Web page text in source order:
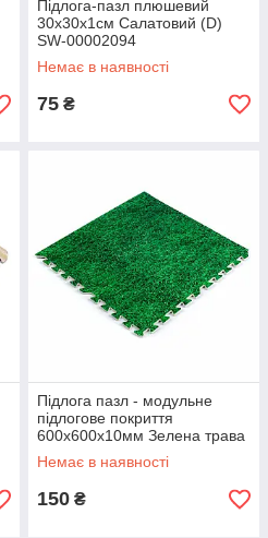
Підлога-пазл плюшевий
30х30х1см Салатовий (D)
SW-00002094
Немає в наявності
75 ₴
Підлога пазл - модульне
підлогове покриття
600x600x10мм Зелена трава
(МР4) SW-00000153
Немає в наявності
150 ₴